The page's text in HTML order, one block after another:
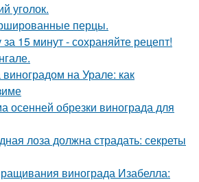
уголок.
перцы.
15 минут - сохраняйте рецепт!
на Урале: как
осенней обрезки винограда для
лоза должна страдать: секреты
винограда Изабелла: